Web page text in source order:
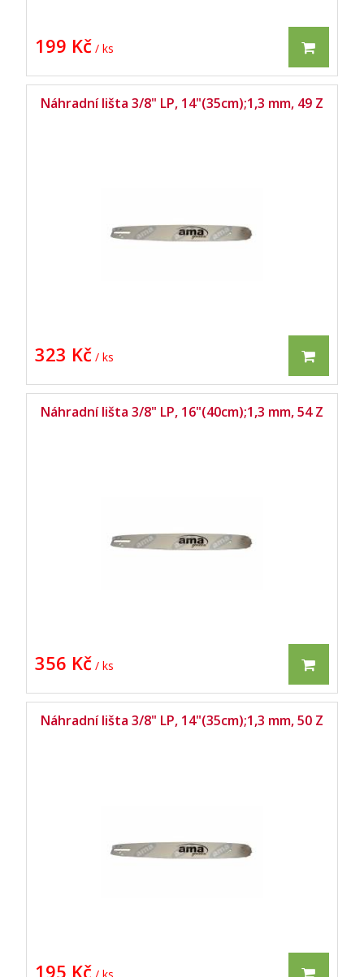
199 Kč / ks
Náhradní lišta 3/8" LP, 14"(35cm);1,3 mm, 49 Z
323 Kč / ks
Náhradní lišta 3/8" LP, 16"(40cm);1,3 mm, 54 Z
356 Kč / ks
Náhradní lišta 3/8" LP, 14"(35cm);1,3 mm, 50 Z
195 Kč